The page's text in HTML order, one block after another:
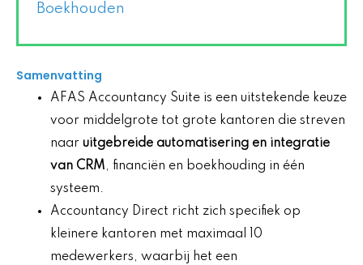
Boekhouden
Samenvatting
AFAS Accountancy Suite is een uitstekende keuze
voor middelgrote tot grote kantoren die streven
naar uitgebreide automatisering en integratie
van CRM, financiën en boekhouding in één
systeem.
Accountancy Direct richt zich specifiek op
kleinere kantoren met maximaal 10
medewerkers, waarbij het een